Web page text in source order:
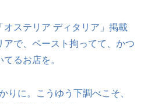
オステリア ディタリア」掲載
で、ペースト拘ってて、かつ
るお店を。
りに。こうゆう下調べこそ、